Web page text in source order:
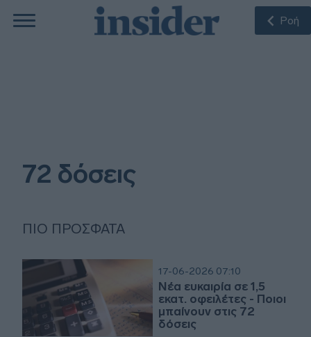
Ροή
72 δόσεις
ΠΙΟ ΠΡΌΣΦΑΤΑ
17-06-2026 07:10
Νέα ευκαιρία σε 1,5
εκατ. οφειλέτες - Ποιοι
μπαίνουν στις 72
δόσεις